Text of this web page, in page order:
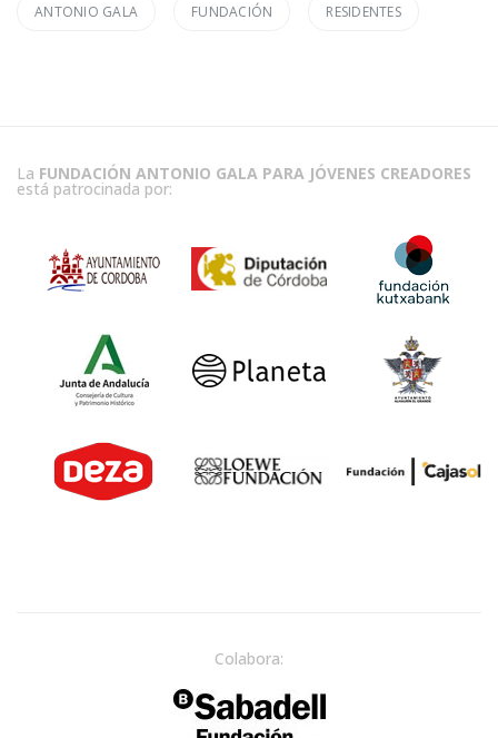
ANTONIO GALA FUNDACIÓN RESIDENTES
La FUNDACIÓN ANTONIO GALA PARA JÓVENES CREADORES
está patrocinada por:
Colabora: